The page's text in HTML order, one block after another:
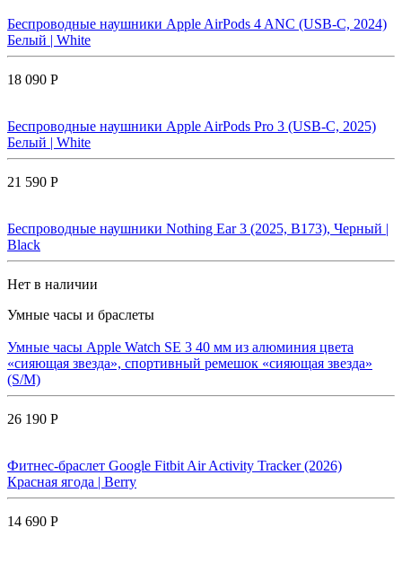
Беспроводные наушники Apple AirPods 4 ANC (USB-C, 2024)
Белый | White
18 090 Р
Беспроводные наушники Apple AirPods Pro 3 (USB-C, 2025)
Белый | White
21 590 Р
Беспроводные наушники Nothing Ear 3 (2025, B173), Черный |
Black
Нет в наличии
Умные часы и браслеты
Умные часы Apple Watch SE 3 40 мм из алюминия цвета
«сияющая звезда», спортивный ремешок «сияющая звезда»
(S/M)
26 190 Р
Фитнес-браслет Google Fitbit Air Activity Tracker (2026)
Красная ягода | Berry
14 690 Р